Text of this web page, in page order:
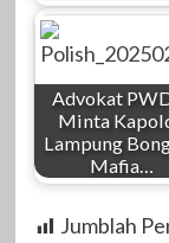
Advokat
Minta
Lampung
Mafia…
Jumblah